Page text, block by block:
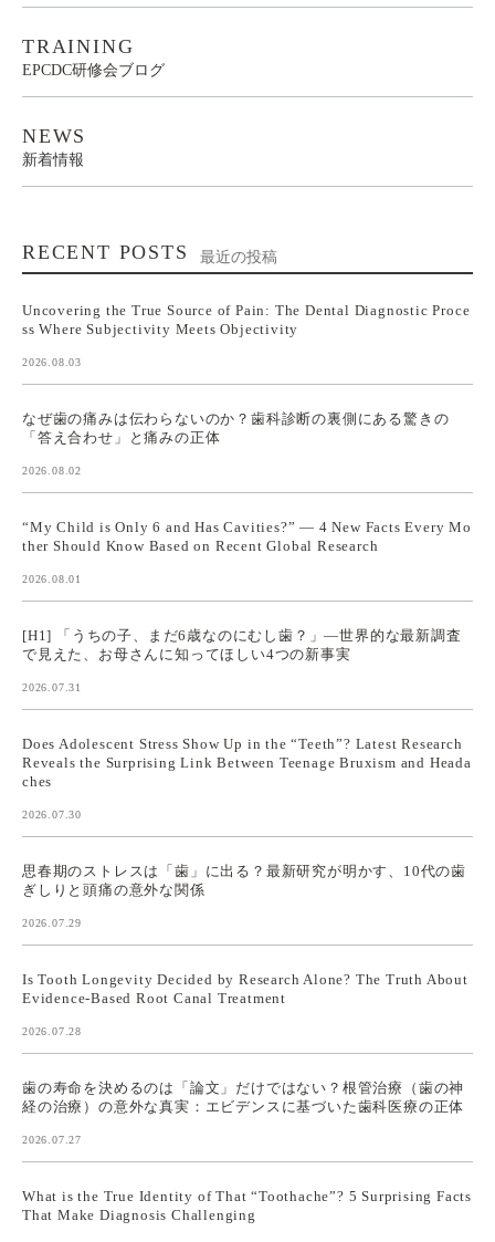
TRAINING
EPCDC研修会ブログ
NEWS
新着情報
RECENT POSTS 最近の投稿
Uncovering the True Source of Pain: The Dental Diagnostic Proce
ss Where Subjectivity Meets Objectivity
2026.08.03
なぜ歯の痛みは伝わらないのか？歯科診断の裏側にある驚きの
「答え合わせ」と痛みの正体
2026.08.02
“My Child is Only 6 and Has Cavities?” — 4 New Facts Every Mo
ther Should Know Based on Recent Global Research
2026.08.01
[H1] 「うちの子、まだ6歳なのにむし歯？」—世界的な最新調査
で見えた、お母さんに知ってほしい4つの新事実
2026.07.31
Does Adolescent Stress Show Up in the “Teeth”? Latest Research
Reveals the Surprising Link Between Teenage Bruxism and Heada
ches
2026.07.30
思春期のストレスは「歯」に出る？最新研究が明かす、10代の歯
ぎしりと頭痛の意外な関係
2026.07.29
Is Tooth Longevity Decided by Research Alone? The Truth About
Evidence-Based Root Canal Treatment
2026.07.28
歯の寿命を決めるのは「論文」だけではない？根管治療（歯の神
経の治療）の意外な真実：エビデンスに基づいた歯科医療の正体
2026.07.27
What is the True Identity of That “Toothache”? 5 Surprising Facts
That Make Diagnosis Challenging